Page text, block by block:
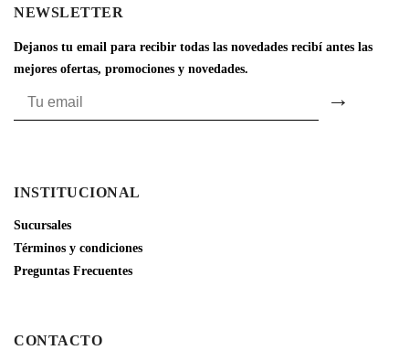
NEWSLETTER
Dejanos tu email para recibir todas las novedades recibí antes las
mejores ofertas, promociones y novedades.
INSTITUCIONAL
Sucursales
Términos y condiciones
Preguntas Frecuentes
CONTACTO